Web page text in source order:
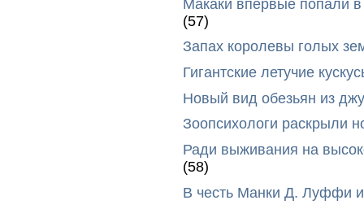
Макаки впервые попали
(57)
Запах королевы голых
Гигантские летучие
Новый вид обезьян из
Зоопсихологи раскрыли
Ради выживания на
(58)
В честь Манки Д. Луффи